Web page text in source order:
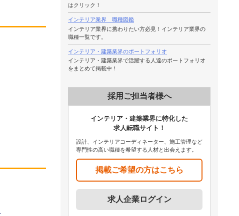
はクリック！
インテリア業界 職種図鑑
インテリア業界に携わりたい方必見！インテリア業界の
職種一覧です。
インテリア・建築業界のポートフォリオ
インテリア・建築業界で活躍する人達のポートフォリオ
をまとめて掲載中！
採用ご担当者様へ
インテリア・建築業界に特化した
求人転職サイト！
設計、インテリアコーディネーター、施工管理など
専門性の高い職種を希望する人材と出会えます。
掲載ご希望の方はこちら
求人企業ログイン